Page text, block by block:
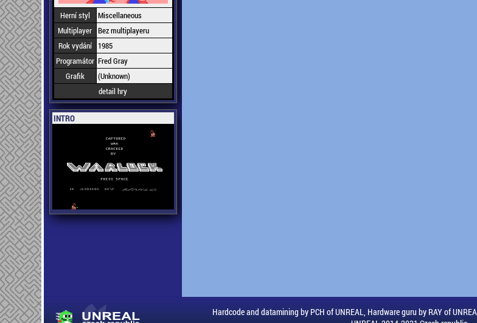
Herní styl
Miscellaneous
Multiplayer Bez multiplayeru
Rok vydání
1985
Programátor Fred Gray
Grafik
(Unknown)
detail hry
INTRO
Hardcode and datamining by PCH of UNREAL, Hardware guru by RAY of